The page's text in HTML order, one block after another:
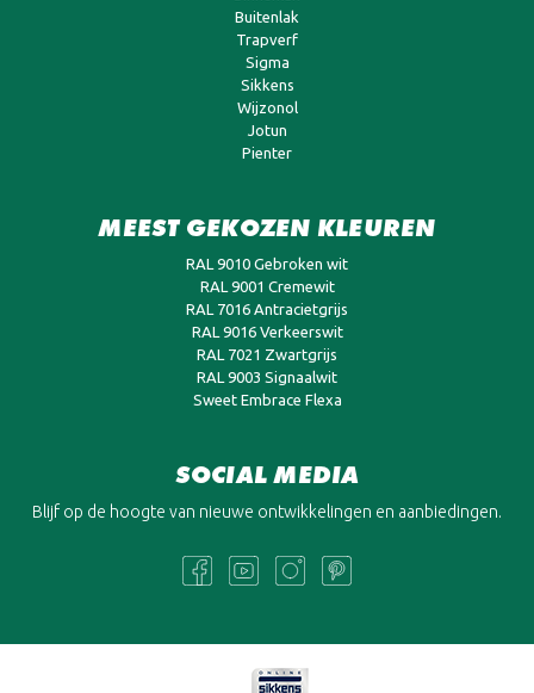
Buitenlak
Trapverf
Sigma
Sikkens
Wijzonol
Jotun
Pienter
MEEST GEKOZEN KLEUREN
RAL 9010 Gebroken wit
RAL 9001 Cremewit
RAL 7016 Antracietgrijs
RAL 9016 Verkeerswit
RAL 7021 Zwartgrijs
RAL 9003 Signaalwit
Sweet Embrace Flexa
SOCIAL MEDIA
Blijf op de hoogte van nieuwe ontwikkelingen en aanbiedingen.